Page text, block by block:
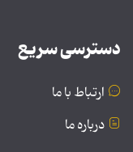
دسترسی سریع
ارتباط با ما
درباره ما